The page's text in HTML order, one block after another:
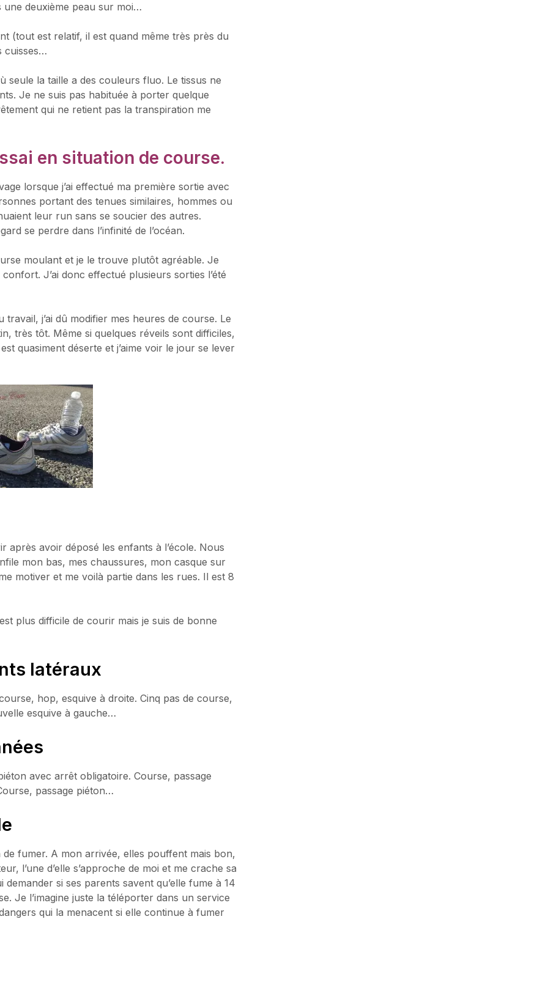
une deuxième peau sur moi…
(tout est relatif, il est quand même très près du
cuisses…
seule la taille a des couleurs fluo. Le tissus ne
Je ne suis pas habituée à porter quelque
qui ne retient pas la transpiration me
en situation de course.
lorsque j’ai effectué ma première sortie avec
portant des tenues similaires, hommes ou
leur run sans se soucier des autres.
se perdre dans l’infinité de l’océan.
moulant et je le trouve plutôt agréable. Je
J’ai donc effectué plusieurs sorties l’été
j’ai dû modifier mes heures de course. Le
très tôt. Même si quelques réveils sont difficiles,
quasiment déserte et j’aime voir le jour se lever
après avoir déposé les enfants à l’école. Nous
mon bas, mes chaussures, mon casque sur
motiver et me voilà partie dans les rues. Il est 8
plus difficile de courir mais je suis de bonne
latéraux
hop, esquive à droite. Cinq pas de course,
esquive à gauche…
avec arrêt obligatoire. Course, passage
passage piéton…
fumer. A mon arrivée, elles pouffent mais bon,
l’une d’elle s’approche de moi et me crache sa
si ses parents savent qu’elle fume à 14
Je l’imagine juste la téléporter dans un service
qui la menacent si elle continue à fumer